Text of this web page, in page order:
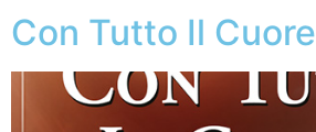
Con Tutto Il Cuore